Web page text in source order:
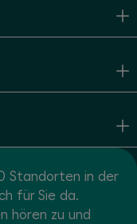
Standorten in der
für Sie da.
hören zu und